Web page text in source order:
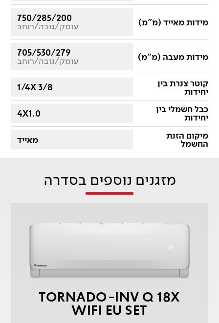
מידות מאייד (מ"מ)
750/285/200
עומק/גובה/רוחב
מידות מעבה (מ"מ)
705/530/279
עומק/גובה/רוחב
קוטר צנרת בין
יחידות
1/4X 3/8
כבל חשמלי בין
יחידות
4X1.0
מיקום הזנת
החשמל
מאייד
מזגנים נוספים בסדרה
TORNADO-INV Q 18X
WIFI EU SET